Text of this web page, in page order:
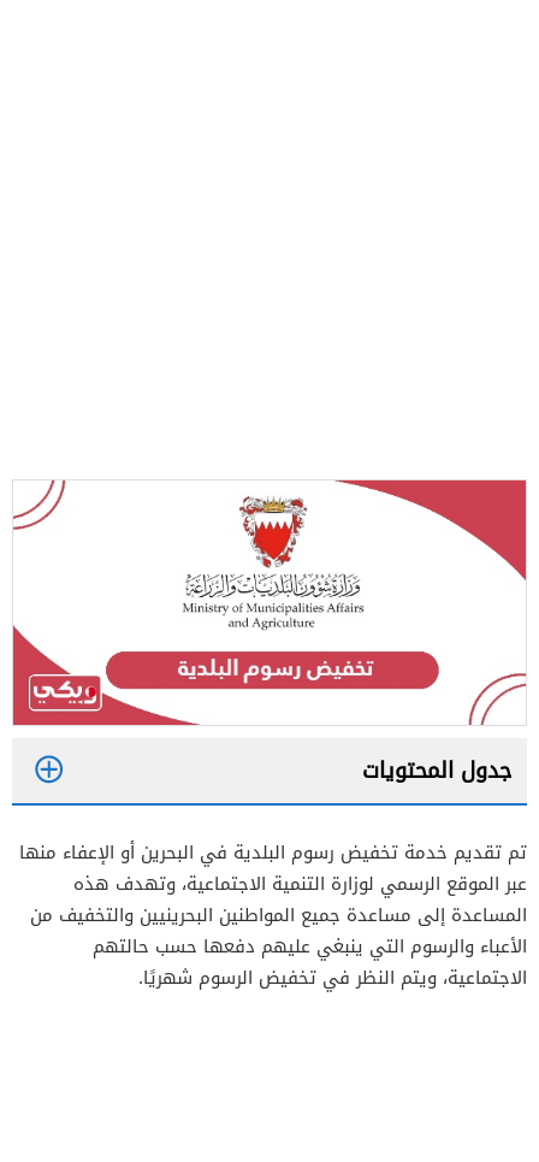
جدول المحتويات
2
3
4
5
تم تقديم خدمة تخفيض رسوم البلدية في البحرين أو الإعفاء منها
عبر الموقع الرسمي لوزارة التنمية الاجتماعية، وتهدف هذه
المساعدة إلى مساعدة جميع المواطنين البحرينيين والتخفيف من
الأعباء والرسوم التي ينبغي عليهم دفعها حسب حالتهم
الاجتماعية، ويتم النظر في تخفيض الرسوم شهريًا.